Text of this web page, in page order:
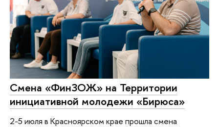
Смена «ФинЗОЖ» на Территории
инициативной молодежи «Бирюса»
2-5 июля в Красноярском крае прошла смена